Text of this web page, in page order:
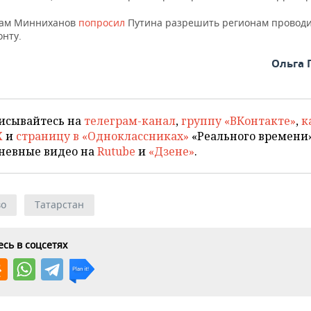
Минниханов попросил Путина разрешить регионам
Ольга
на телеграм-канал,группу «ВКонтакте»,
и страницу в «Одноклассниках» «Реального
видео наRutube и «Дзене».
Татарстан
в соцсетях